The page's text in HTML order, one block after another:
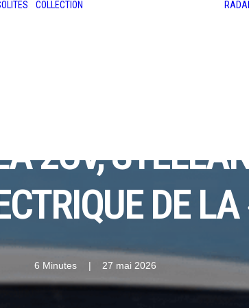
COLLECTION
2CV,
DE
6 Minutes | 27 mai 2026